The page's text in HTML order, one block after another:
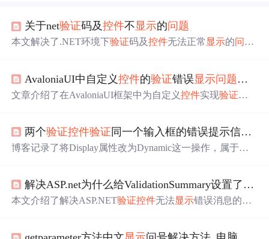
关于net验证码及控件不显示的问题
本文解决了.NET环境下验证码及控件无法正常 显示的问题
AvaloniaUI中自定义控件的验证错误显示问题解析
文章介绍了在AvaloniaUI框架中为自定义控件实现验证错
证 失败问题，并提出了具体的解决办法，如正确继承控件
类、定义控件模板、启用数据绑定等。最后给出了实现示
两个验证控件验证 同一个输入框的错误提示信息的
博客记录了将Display属性改为Dynamic这一操作，属于前
解决ASP.net为什么给ValidationSummary设置了ShowMessageBox="true" ShowSummary="false"还不能
本文介绍了解决ASP.NET验证控件无法显示错误消息的问